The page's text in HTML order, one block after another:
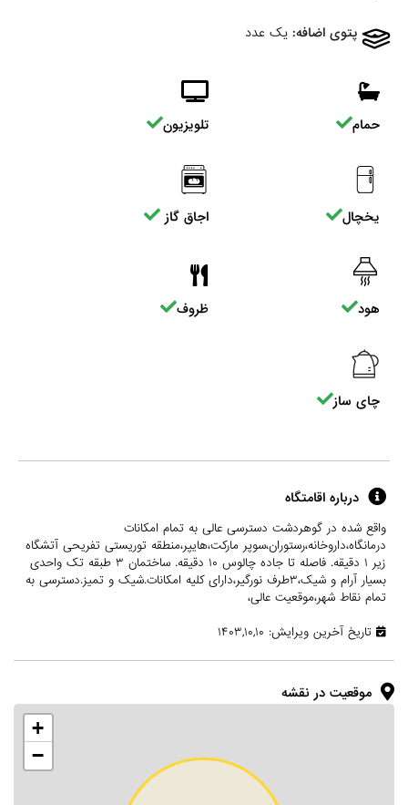
پتوی اضافه: یک عدد
حمام تلویزیون
یخچال اجاق گاز
هود ظروف
چای ساز
درباره اقامتگاه
واقع شده در گوهردشت دسترسی عالی به تمام امکانات
درمانگاه،داروخانه،رستوران،سوپر مارکت،هایپر،منطقه توریستی تفریحی آتشگاه
زیر ۱ دقیقه. فاصله تا جاده چالوس ۱۰ دقیقه. ساختمان ۳ طبقه تک واحدی
بسیار آرام و شیک،۳طرف نورگیر،دارای کلیه امکانات.شیک و تمیز.دسترسی به
تمام نقاط شهر،موقعیت عالی،
تاریخ آخرین ویرایش: ۱۴۰۳,۱۰,۱۰
موقعیت در نقشه
+
−